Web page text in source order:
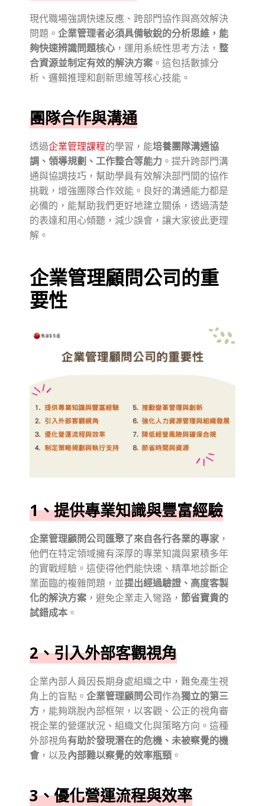
現代職場強調快速反應、跨部門協作與高效解決
問題。 企業管理者必須具備敏銳的分析思維，能
夠快速辨識問題核心 ，運用系統性思考方法， 整
合資源並制定有效的解決方案 。這包括數據分
析、邏輯推理和創新思維等核心技能。
團隊合作與溝通
透過企業管理課程的學習，能培養團隊溝通協
調、領導規劃、工作整合等能力 。提升跨部門溝
通與協調技巧，幫助學員有效解決部門間的協作
挑戰，增強團隊合作效能。良好的溝通能力都是
必備的，能幫助我們更好地建立關係，透過清楚
的表達和用心傾聽，減少誤會，讓大家彼此更理
解。
企業管理顧問公司的重
要性
1、提供專業知識與豐富經驗
企業管理顧問公司匯聚了來自各行各業的專家 ，
他們在特定領域擁有深厚的專業知識與累積多年
的實戰經驗。這使得他們能快速、精準地診斷企
業面臨的複雜問題，並提出經過驗證、高度客製
化的解決方案 ，避免企業走入彎路， 節省寶貴的
試錯成本 。
2、引入外部客觀視角
企業內部人員因長期身處組織之中，難免產生視
角上的盲點。 企業管理顧問公司作為獨立的第三
方 ，能夠跳脫內部框架，以客觀、公正的視角審
視企業的營運狀況、組織文化與策略方向。這種
外部視角有助於發現潛在的危機、未被察覺的機
會，以及內部難以察覺的效率瓶頸 。
3、優化營運流程與效率